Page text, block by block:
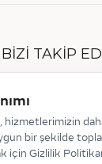
BIZI TAKIP
hizmetlerimizin
bir şekilde
için Gizlilik